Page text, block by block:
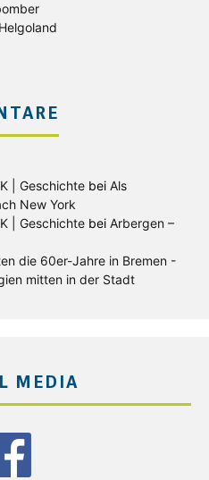
| Geschichte bei Als
New York
| Geschichte bei Arbergen –
die 60er-Jahre in Bremen -
mitten in der Stadt
MEDIA